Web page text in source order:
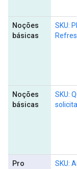
Noções
básicas
SKU:
Noções
básicas
SKU:
Pro
SKU: